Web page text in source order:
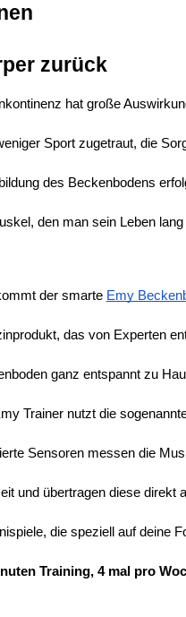
zurück
hat große
Sport zugetraut, die
des Beckenbodens
den man sein Leben
der smarte Emy
das von Experten
ganz entspannt zu
Trainer nutzt die
Sensoren messen die
und übertragen diese direkt
die speziell auf deine
Training, 4 mal pro